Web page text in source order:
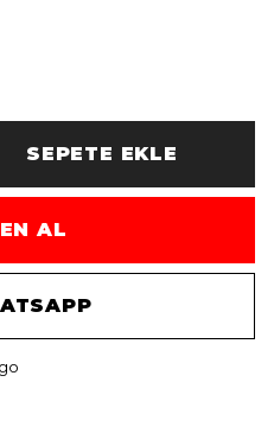
SEPETE EKLE
AL